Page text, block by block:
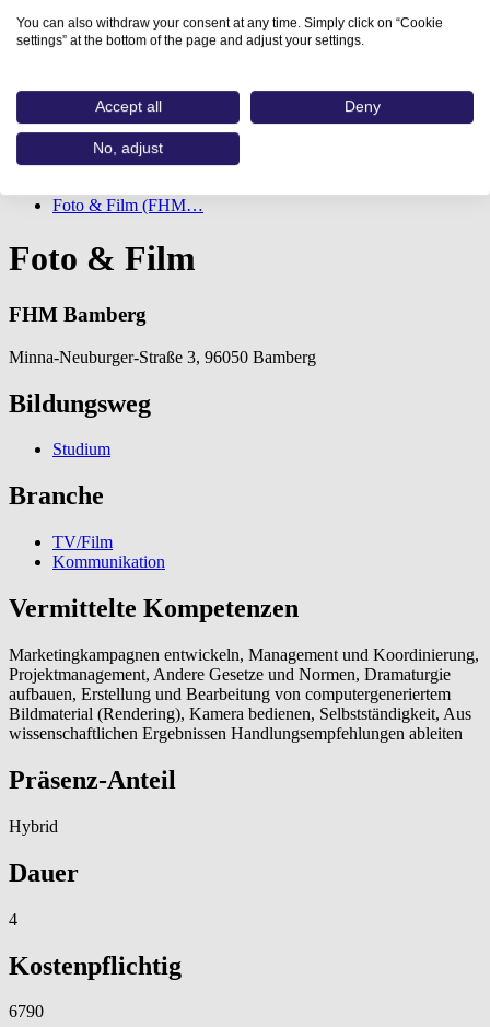
Home
Foto & Film (FHM…
Foto & Film
FHM Bamberg
Minna-Neuburger-Straße 3, 96050 Bamberg
Bildungsweg
Studium
Branche
TV/Film
Kommunikation
Vermittelte Kompetenzen
Marketingkampagnen entwickeln, Management und Koordinierung,
Projektmanagement, Andere Gesetze und Normen, Dramaturgie
aufbauen, Erstellung und Bearbeitung von computergeneriertem
Bildmaterial (Rendering), Kamera bedienen, Selbstständigkeit, Aus
wissenschaftlichen Ergebnissen Handlungsempfehlungen ableiten
Präsenz-Anteil
Hybrid
Dauer
4
Kostenpflichtig
6790
You can also withdraw your consent at any time. Simply click on “Cookie
settings” at the bottom of the page and adjust your settings.
Accept all Deny
No, adjust